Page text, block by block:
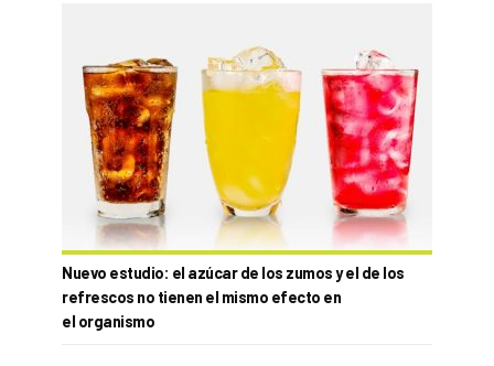
Nuevo estudio: el azúcar de los zumos y el de los
refrescos no tienen el mismo efecto en
el organismo